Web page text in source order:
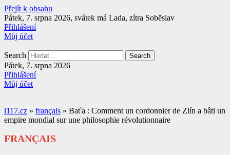
Přejít k obsahu
Pátek, 7. srpna 2026, svátek má Lada, zítra Soběslav
Přihlášení
Můj účet
Search Search
Pátek, 7. srpna 2026
Přihlášení
Můj účet
i117.cz » français » Baťa : Comment un cordonnier de Zlín a bâti un
empire mondial sur une philosophie révolutionnaire
FRANÇAIS